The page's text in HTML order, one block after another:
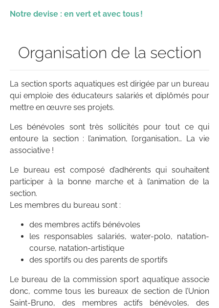
Notre devise : en vert et avec tous !
Organisation de la section
La section sports aquatiques est dirigée par un bureau
qui emploie des éducateurs salariés et diplômés pour
mettre en œuvre ses projets.
Les bénévoles sont très sollicités pour tout ce qui
entoure la section : l’animation, l’organisation… La vie
associative !
Le bureau est composé d’adhérents qui souhaitent
participer à la bonne marche et à l’animation de la
section.
Les membres du bureau sont :
des membres actifs bénévoles
les responsables salariés, water-polo, natation-
course, natation-artistique
des sportifs ou des parents de sportifs
Le bureau de la commission sport aquatique associe
donc, comme tous les bureaux de section de l’Union
Saint-Bruno, des membres actifs bénévoles, des